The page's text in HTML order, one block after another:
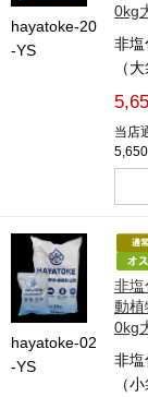
hayatoke-20
-YS
0kg
非塩
（大
当店
hayatoke-02
-YS
非塩
動植
0kg
非塩
（小